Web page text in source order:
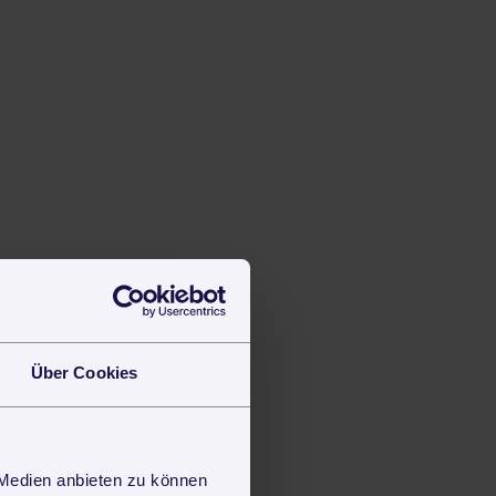
Über Cookies
anbieten zu können